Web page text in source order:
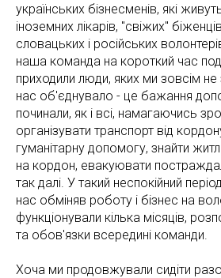
українських бізнесменів, які
іноземних лікарів, "свіжих"
словацьких і російських
наша команда на короткий час
приходили люди, яких ми зовсім не
нас об'єднувало - це бажання
починали, як і всі, намагаючись
організувати транспорт від
гуманітарну допомогу, знайти
на кордон, евакуювати
так далі. У такий неспокійний
нас обміняв роботу і бізнес на
функціонували кілька місяців,
та обов'язки всередині команди.
Хоча ми продовжували сидіти